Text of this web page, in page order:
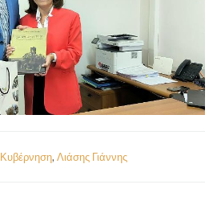
Κυβέρνηση,Λιάσης Γιάννης